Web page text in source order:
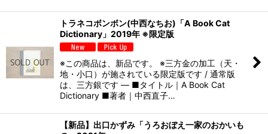
トラネコボンボン(中西なちお)「A Book Cat
Dictionary」2019年 ※限定版
※この商品は、新品です。 ※三方金の加工（天・
地・小口）が施されている限定版です / 通常版
は、三方銀です — ■タイトル｜A Book Cat
Dictionary ■著者｜中西直子…
【新品】出口かずみ「うろおぼえ一家のおかいも